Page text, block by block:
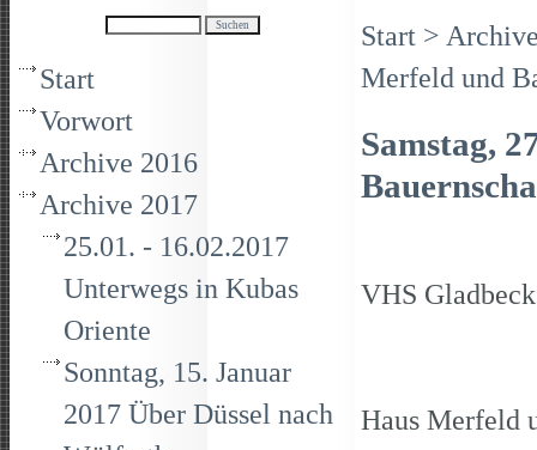
Start
Vorwort
Archive 2016
Archive 2017
25.01. - 16.02.2017
Unterwegs in Kubas
Oriente
Sonntag, 15. Januar
2017 Über Düssel nach
Start >
Merfeld und
Samstag,
VHS
Haus Merfeld